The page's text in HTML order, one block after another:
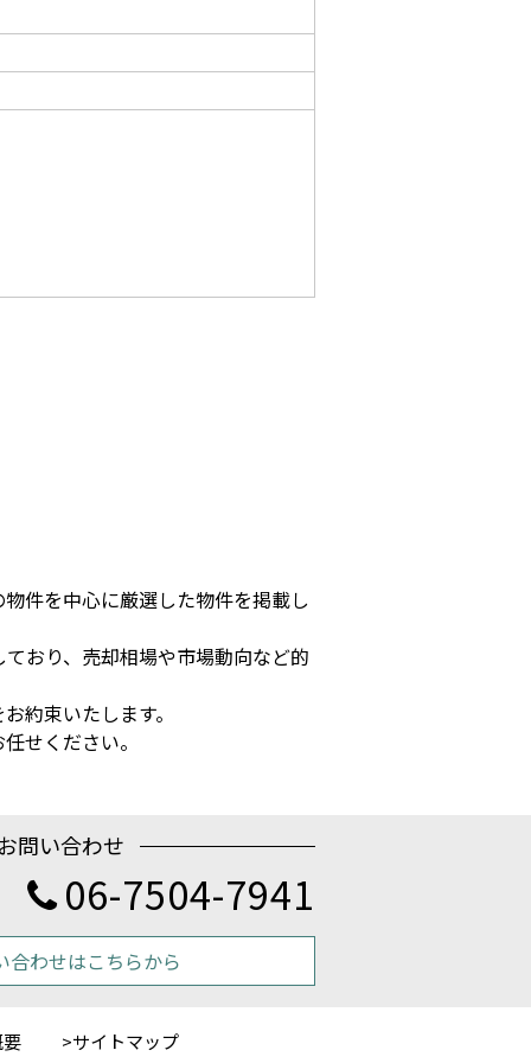
件を中心に厳選した物件を掲載し
おり、売却相場や市場動向など的
約束いたします。
せください。
問い合わせ
06-7504-7941
合わせはこちらから
サイトマップ